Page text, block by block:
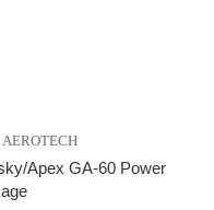
AEROTECH
Apex GA-60 Power